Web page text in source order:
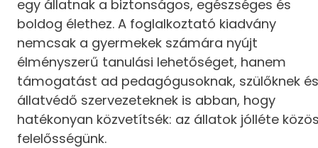
egy állatnak a biztonságos, egészséges és
boldog élethez. A foglalkoztató kiadvány
nemcsak a gyermekek számára nyújt
élményszerű tanulási lehetőséget, hanem
támogatást ad pedagógusoknak, szülőknek
állatvédő szervezeteknek is abban, hogy
hatékonyan közvetítsék: az állatok jólléte
felelősségünk.